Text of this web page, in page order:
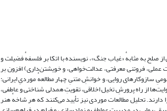
به مثابهٔ «غیاب جنگ»، نویسنده با اتکا بر فلسفهٔ فضیلت و
فروتنی معرفتی، عدالت‌خواهی، و خویشتن‌داری) افزون بر
روایی، و خوانشِ متنیِ چهار مطالعهٔ موردیِ ایرانی:
از راه پرورشِ تخیل اخلاقی، تقویتِ همدلی شناختی و عاطفی،
تحلیل مطالعات موردی نیز تأیید می‌کنند که هر شاخهٔ هنر